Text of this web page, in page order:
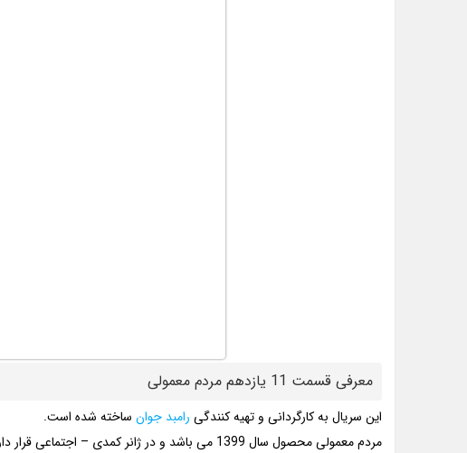
معرفی قسمت 11 یازدهم مردم معمولی
این سریال به کارگردانی و تهیه کنندگی رامبد جوان ساخته شده است.
مردم معمولی محصول سال 1399 می باشد و در ژانر کمدی – اجتماعی قرار دارد.